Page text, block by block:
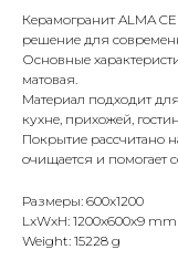
Керамогранит ALMA
решение для
Основные
матовая.
Материал подходит
кухне, прихожей,
Покрытие рассчитано
очищается и помогает
Размеры: 600x1200
LxWxH: 1200x600x9 mm
Weight: 15228 g